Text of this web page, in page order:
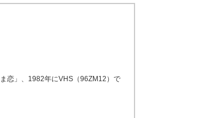
恋」、1982年にVHS（96ZM12）で